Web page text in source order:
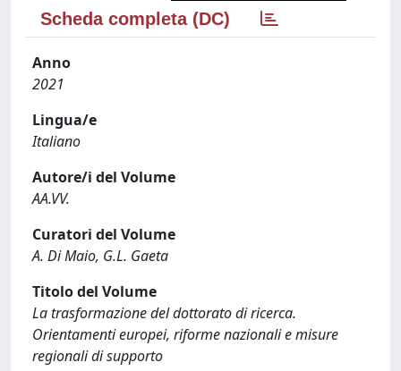
Scheda completa (DC)
Anno
2021
Lingua/e
Italiano
Autore/i del Volume
AA.VV.
Curatori del Volume
A. Di Maio, G.L. Gaeta
Titolo del Volume
La trasformazione del dottorato di ricerca.
Orientamenti europei, riforme nazionali e misure
regionali di supporto